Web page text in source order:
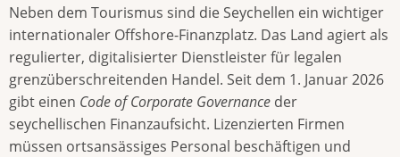
Neben dem Tourismus sind die Seychellen ein wichtiger
internationaler Offshore-Finanzplatz. Das Land agiert als
regulierter, digitalisierter Dienstleister für legalen
grenzüberschreitenden Handel. Seit dem 1. Januar 2026
gibt einen Code of Corporate Governance der
seychellischen Finanzaufsicht. Lizenzierten Firmen
müssen ortsansässiges Personal beschäftigen und